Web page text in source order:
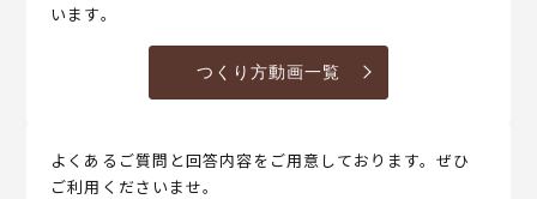
います。
つくり方動画一覧
よくあるご質問と回答内容をご用意しております。ぜひ
ご利用くださいませ。